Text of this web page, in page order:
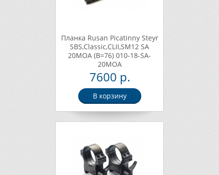
Планка Rusan Picatinny Steyr
SBS,Classic,CLII,SM12 SA
20MOA (B=76) 010-18-SA-
20MOA
7600 р.
В корзину